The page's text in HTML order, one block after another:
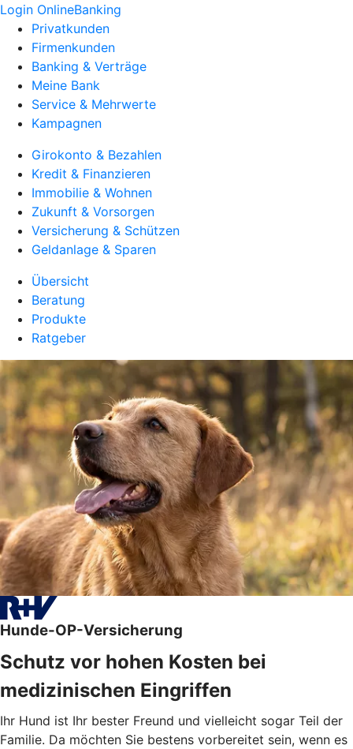
Login OnlineBanking
Privatkunden
Firmenkunden
Banking & Verträge
Meine Bank
Service & Mehrwerte
Kampagnen
Girokonto & Bezahlen
Kredit & Finanzieren
Immobilie & Wohnen
Zukunft & Vorsorgen
Versicherung & Schützen
Geldanlage & Sparen
Übersicht
Beratung
Produkte
Ratgeber
Hunde-OP-Versicherung
Schutz vor hohen Kosten bei
medizinischen Eingriffen
Ihr Hund ist Ihr bester Freund und vielleicht sogar Teil der
Familie. Da möchten Sie bestens vorbereitet sein, wenn es